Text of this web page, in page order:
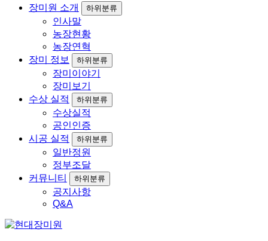
장미원 소개 하위분류
인사말
농장현황
농장연혁
장미 정보
하위분류
장미이야기
장미보기
수상 실적
하위분류
수상실적
공인인증
시공 실적
하위분류
일반정원
정부조달
커뮤니티
하위분류
공지사항
Q&A